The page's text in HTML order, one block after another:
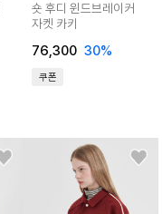
숏 후디 윈드브레이커
자켓 카키
76,300 30%
쿠폰